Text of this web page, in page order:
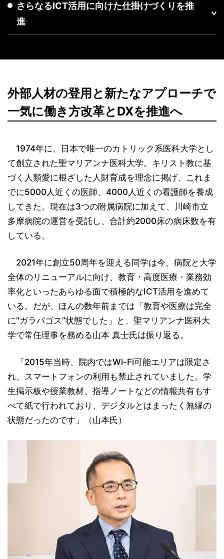
さらなるICT活用に向けた仕掛けづくりを推
進
外部人材の登用と新たなアプローチで
一気に働き方改革とDXを推進へ
1974年に、日本で唯一のカトリック系医科大学とし
て創立された聖マリアンナ医科大学。キリスト教に基
づく人類愛に根ざした人財育成を理念に掲げ、これま
でに5000人近くの医師、4000人近くの看護師を養成
してきた。現在は3つの附属病院に加えて、川崎市立
多摩病院の運営を受託し、合計約2000床の病床数を有
している。
2021年に創立50周年を迎える同学は今、病院と大学
全体のリニューアルに向け、教育・高度医療・業務効
率化といったあらゆる面で積極的なICT活用を進めて
いる。だが、ほんの数年前までは「教育や医療は完全
に“ガラパゴス”状態でした」と、聖マリアンナ医科大
学で常任理事を務める山本 真士氏は振り返る。
「2015年当時、院内ではWi-Fi可能エリアは限定さ
れ、スマートフォンの利用も禁止されていました。学
生掲示板や授業教材、指導ノートなどの情報共有もす
べて紙で行われており、デジタルとはまったく無縁の
状態だったのです」（山本氏）